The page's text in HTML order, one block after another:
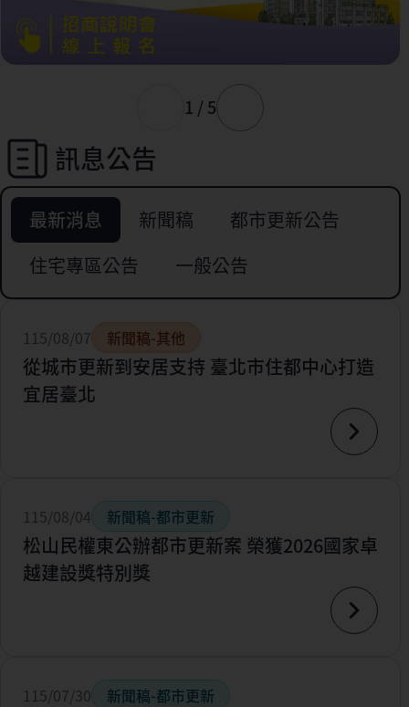
1 / 5
訊息公告
最新消息 新聞稿
都市更新公告
住宅專區公告
一般公告
115/08/07 新聞稿-其他
從城市更新到安居支持 臺北市住都中心打造
宜居臺北
115/08/04 新聞稿-都市更新
松山民權東公辦都市更新案 榮獲2026國家卓
越建設獎特別獎
115/07/30 新聞稿-都市更新